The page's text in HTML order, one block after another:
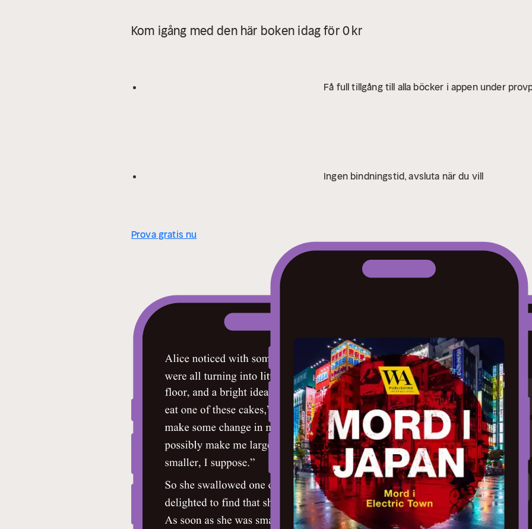
Kom igång med den här boken idag för 0 kr
Få full tillgång till alla böcker i appen under
Ingen bindningstid, avsluta när du vill
Prova gratis nu